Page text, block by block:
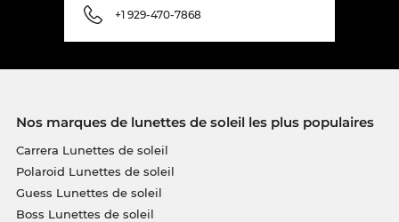
+1 929-470-7868
Nos marques de lunettes de soleil les plus populaires
Carrera Lunettes de soleil
Polaroid Lunettes de soleil
Guess Lunettes de soleil
Boss Lunettes de soleil